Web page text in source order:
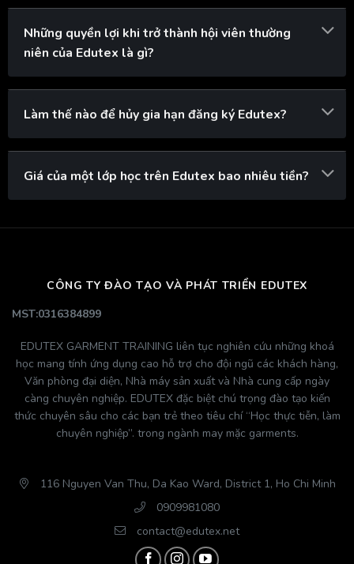
Những quyền lợi khi trở thành hội viên thường
niên của Edutex là gì?
Làm thế nào để hủy gia hạn đăng ký Edutex?
Giá của một lớp học trên Edutex bao nhiêu tiền?
CÔNG TY ĐÀO TẠO VÀ PHÁT TRIỂN EDUTEX
MST:0316384899
EDUTEX GARMENT TRAINING liên tục nghiên cứu những khoá
học mang tính ứng dụng cao hỗ trợ cho đội ngũ các khách hàng,
Văn phòng đại diện, Nhà máy sản xuất và Nhà cung cấp ngày
càng chuyên nghiệp. EDUTEX đặc biệt chú trọng đào tạo kiến
thức chuyên sâu cho các bạn trẻ theo tiêu chí “Học thực tiễn, làm
chuyên nghiệp”. trong ngành may mặc garments.
116 Nguyen Van Thu, Da Kao Ward, District 1, Ho Chi Minh
0909981080
contact@edutex.net